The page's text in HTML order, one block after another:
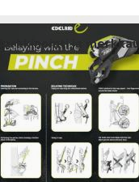
Markkinointi ja merkkaus